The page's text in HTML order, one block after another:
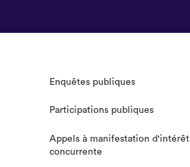
Enquêtes publiques
Participations publiques
Appels à manifestation d'intérêt
concurrente